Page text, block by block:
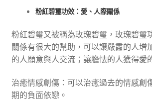
粉紅碧璽功效：愛、人際關係
粉紅碧璽又被稱為玫瑰碧璽，玫瑰碧璽
關係有很大的幫助，可以讓嚴肅的人增
的人願意與人交流；讓膽怯的人獲得愛
治癒情感創傷：可以治癒過去的情感創
期的負面依戀。